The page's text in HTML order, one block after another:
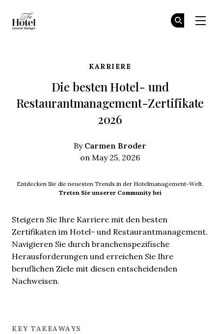
KARRIERE
Die besten Hotel- und
Restaurantmanagement-Zertifikate
2026
ByCarmen Broder
on May 25, 2026
Entdecken Sie die neuesten Trends in der Hotelmanagement-Welt.
Treten Sie unserer Community bei
Steigern Sie Ihre Karriere mit den besten
Zertifikaten im Hotel- und Restaurantmanagement.
Navigieren Sie durch branchenspezifische
Herausforderungen und erreichen Sie Ihre
beruflichen Ziele mit diesen entscheidenden
Nachweisen.
KEY TAKEAWAYS